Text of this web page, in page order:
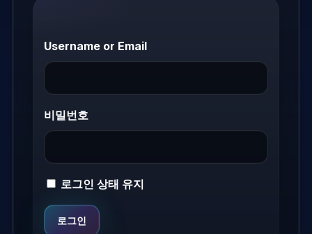
Username or Email
비밀번호
로그인 상태 유지